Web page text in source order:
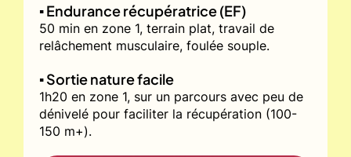
▪️ Endurance récupératrice (EF)
50 min en zone 1, terrain plat, travail de
relâchement musculaire, foulée souple.
▪️ Sortie nature facile
1h20 en zone 1, sur un parcours avec peu de
dénivelé pour faciliter la récupération (100-
150 m+).